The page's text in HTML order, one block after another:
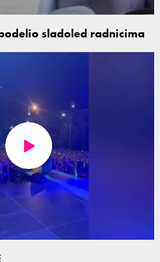
sladoled radnicima